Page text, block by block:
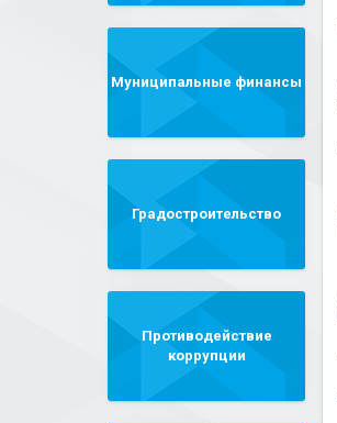
Муниципальные финансы
Градостроительство
Противодействие
коррупции